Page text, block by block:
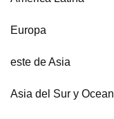
Europa
este de Asia
Asia del Sur y